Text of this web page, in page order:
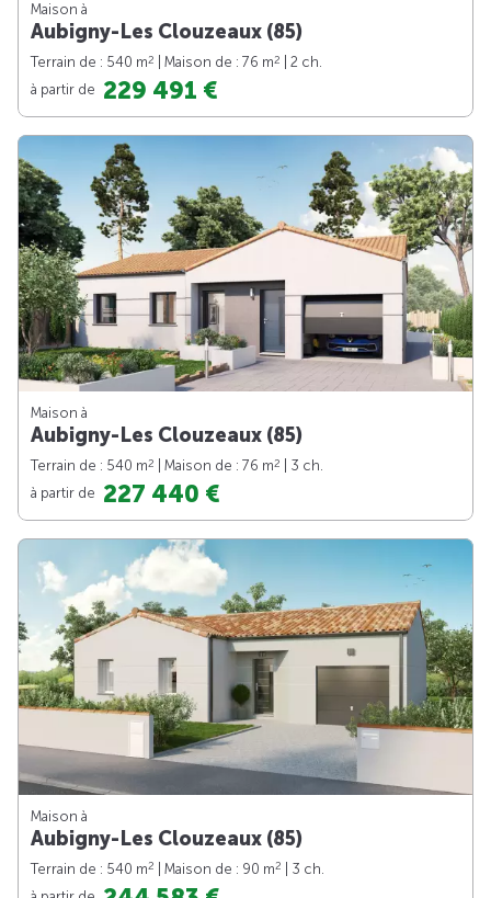
Maison à
Aubigny-Les Clouzeaux (85)
Terrain de : 540 m2 | Maison de : 76 m2
| 2 ch.
à partir de 229 491 €
Maison à
Aubigny-Les Clouzeaux (85)
Terrain de : 540 m2 | Maison de : 76 m2
| 3 ch.
à partir de 227 440 €
Maison à
Aubigny-Les Clouzeaux (85)
Terrain de : 540 m2 | Maison de : 90 m2
| 3 ch.